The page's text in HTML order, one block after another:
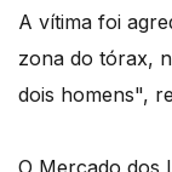
A vítima foi
zona do tórax,
dois homens",